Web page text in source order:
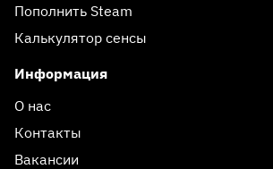
Пополнить Steam
Калькулятор сенсы
Информация
О нас
Контакты
Вакансии